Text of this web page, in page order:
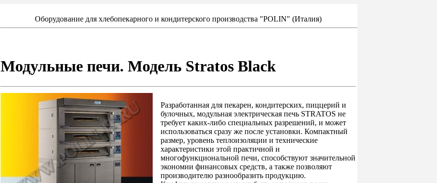
Оборудование для хлебопекарного и кондитерского производства "POLIN" (Италия)
Модульные печи. Модель Stratos Black
Разработанная для пекарен, кондитерских, пиццерий и
булочных, модульная электрическая печь STRATOS не
требует каких-либо специальных разрешений, и может
использоваться сразу же после установки. Компактный
размер, уровень теплоизоляции и технические
характеристики этой практичной и
многофункциональной печи, способствуют значительной
экономии финансовых средств, а также позволяют
производителю разнообразить продукцию.